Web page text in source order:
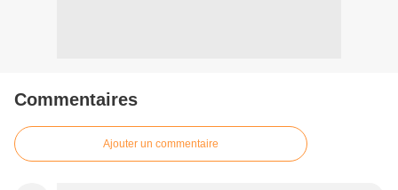
Commentaires
Ajouter un commentaire